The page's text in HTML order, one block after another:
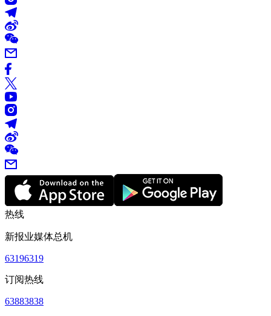
热线
新报业媒体总机
63196319
订阅热线
63883838